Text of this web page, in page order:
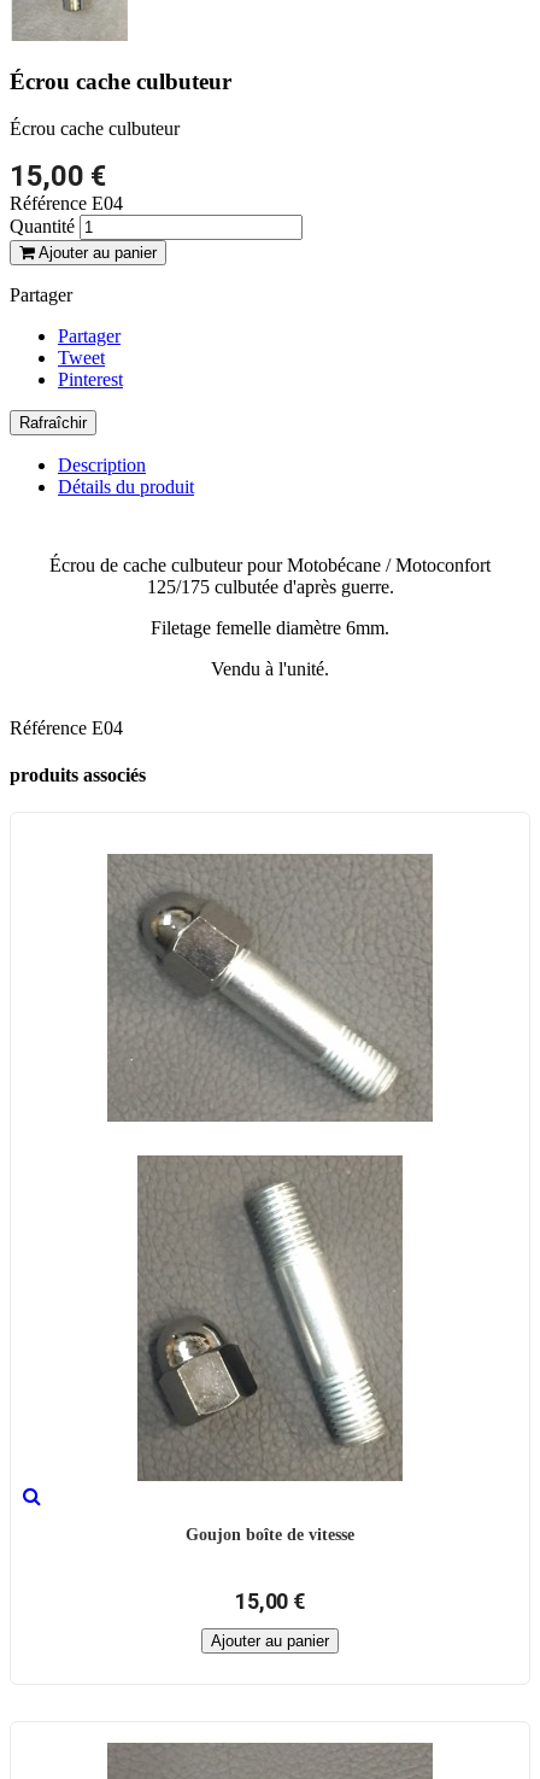
Écrou cache culbuteur
Écrou cache culbuteur
15,00 €
Référence E04
Quantité
Ajouter au panier
Partager
Partager
Tweet
Pinterest
Description
Détails du produit
Écrou de cache culbuteur pour Motobécane / Motoconfort
125/175 culbutée d'après guerre.
Filetage femelle diamètre 6mm.
Vendu à l'unité.
Référence E04
produits associés
Goujon boîte de vitesse
15,00 €
Ajouter au panier